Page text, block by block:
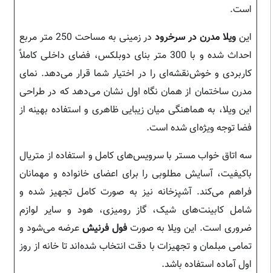
است.
این ویلا مدرن در سرخرود
در زمینی به مساحت 250 متر مربع
احداث شده و با 300 متر بنای دوبلکس، فضای داخلی کاملاً
کاربردی و خوش‌نقشه‌ای را در اختیار شما قرار می‌دهد. نمای
مدرن ساختمان از همان نگاه اول نشان می‌دهد که در طراحی
این ویلا، به هماهنگی میان زیبایی ظاهری و استفاده بهینه از
فضا توجه ویژه‌ای شده است.
سه اتاق خواب مستر با سرویس‌های کامل و استفاده از متریال
باکیفیت، آسایش مطلوبی را برای اعضای خانواده و مهمانان
فراهم می‌کند. آشپزخانه نیز به صورت کامل تجهیز شده و
شامل کابینت‌های شیک، گاز رومیزی، هود و سایر لوازم
ضروری است. این ویلا به صورت فول فرنیش عرضه می‌شود و
تمامی مبلمان و تجهیزات با دقت انتخاب شده‌اند تا خانه از روز
اول آماده استفاده باشد.